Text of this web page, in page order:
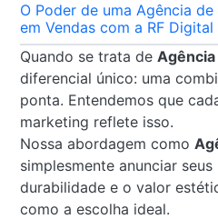
O Poder de uma Agência
em Vendas com a RF Digital
Quando se trata de
diferencial único: uma
ponta. Entendemos que
marketing reflete isso.
Nossa abordagem como
simplesmente anunciar
durabilidade e o valor
como a escolha ideal.